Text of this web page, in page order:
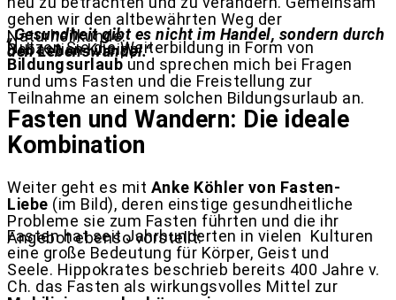
gehen wir den altbewährten Weg der
Naturheilkunde:
„Gesundheit gibt es nicht im Handel, sondern durch
den Lebenswandel.“
Sebastian Kneipp
Nutzen Sie die Weiterbildung in Form von
Bildungsurlaub und sprechen mich bei Fragen
rund ums Fasten und die Freistellung zur
Teilnahme an einem solchen Bildungsurlaub an.
Fasten und Wandern: Die ideale
Kombination
Weiter geht es mit Anke Köhler von Fasten-
Liebe (im Bild), deren einstige gesundheitliche
Probleme sie zum Fasten führten und die ihr
Angebot ebenso vorstellt:
Fasten hat seit Jahrhunderten in vielen Kulturen
eine große Bedeutung für Körper, Geist und
Seele. Hippokrates beschrieb bereits 400 Jahre v.
Ch. das Fasten als wirkungsvolles Mittel zur